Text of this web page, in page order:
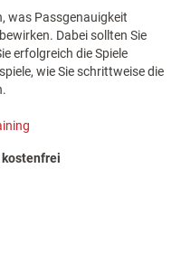
was Passgenauigkeit
Dabei sollten Sie
erfolgreich die Spiele
wie Sie schrittweise die
kostenfrei